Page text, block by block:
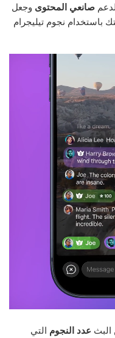
صانعي المحتوى وجعل
باستخدام نجوم تيليجرام
البث عدد النجوم التي